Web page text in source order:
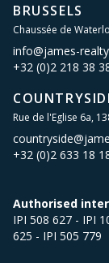
BRUSSELS
Chaussée de
info@james-
+32 (0)2 218 38
Rue de l'Eglise 6a,
+32 (0)2 633 18
Authorised
IPI 508 627 - IPI
625 - IPI 505 779